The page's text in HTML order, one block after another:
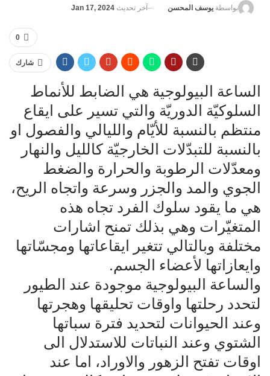
بواسطة يوسف المحسن آخر تحديث Jan 17, 2024
0
شارك
الساعة البيولوجية هي الضابط للأنماط
السلوكيّة الدوريّة والتي تسير على ايقاع
منتظم بالنسبة للأيّام والليالي والفصول او
بالنسبة للتبدّلات الخارجيّة كالليل والنهار
ومعدّلات الرطوبة والحرارة والضغط
الجوي والمد والجزر وسرعة واتجاه الريح،
هي ما يقود سلوك الفرد تجاه هذه
المتغيّرات وهي بذلك تمنح اشارات
مختلفة وبالتالي تتغير ايقاعاتها ومجسّاتها
وايعازاتها لأعضاء الجسم.
والساعة البيولوجية موجودة عند الطيور
لتحدد رحلتها واوقات تحليقها وهجرتها
وعند الحيوانات لتحديد فترة سباتها
الشتوي وعند النباتات للاستدلال الى
اوقات تفتح الزهور والاوراد، اما عند